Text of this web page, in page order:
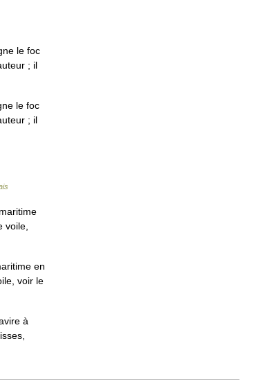
le foc
; il
le foc
; il
voile,
en
voir le
à